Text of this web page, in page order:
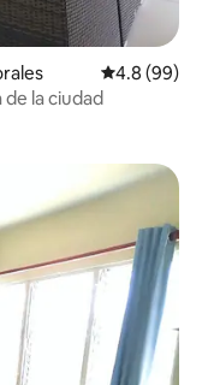
Calificación
4.8 (99)
la ciudad